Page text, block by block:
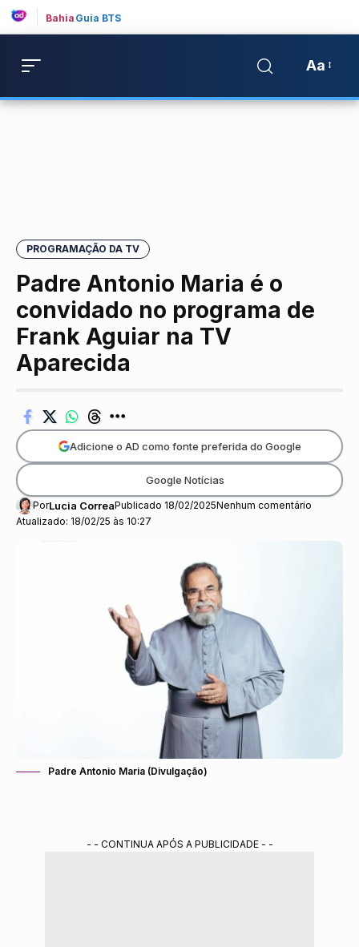
Bahia Guia BTS
Aa
PROGRAMAÇÃO DA TV
Padre Antonio Maria é o
convidado no programa de
Frank Aguiar na TV
Aparecida
Atualizado: 18/02/25 às 10:27
PorLucia CorreaPublicado 18/02/2025Nenhum comentário
Adicione o AD como fonte preferida do Google
Google Notícias
Padre Antonio Maria (Divulgação)
- - CONTINUA APÓS A PUBLICIDADE - -